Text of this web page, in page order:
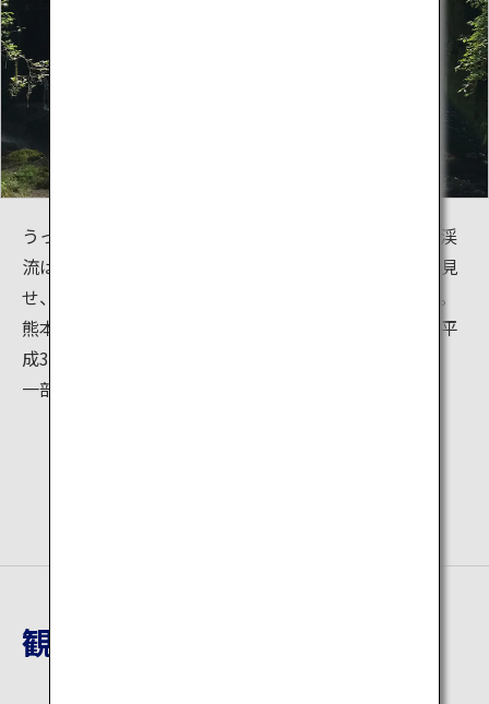
うっそうとした天然生広葉樹の中、間をぬって流れる渓
流は大小さまざまな瀬や渕、滝など変化に富んだ姿を見
せ、まさに水と緑がおりなす絶景を作りだしています。
熊本地震による被災で入谷が規制されていましたが、平
成30年3月24日から再開されました。
一部、整備中のため通行できない箇所があります。
観光地詳細